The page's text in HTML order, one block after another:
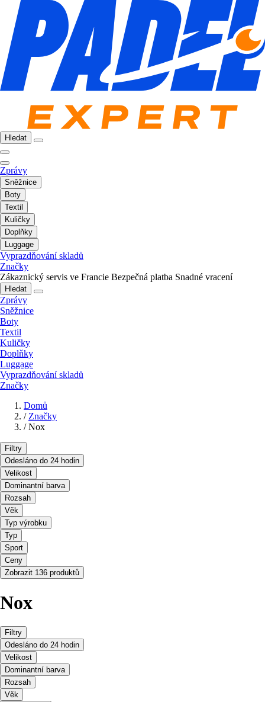
Hledat
Zprávy
Sněžnice
Boty
Textil
Kuličky
Doplňky
Luggage
Vyprazdňování skladů
Značky
Zákaznický servis ve Francie Bezpečná platba Snadné vracení
Hledat
Zprávy
Sněžnice
Boty
Textil
Kuličky
Doplňky
Luggage
Vyprazdňování skladů
Značky
Domů
/ Značky
/ Nox
Filtry
Odesláno do 24 hodin
Velikost
Dominantní barva
Rozsah
Věk
Typ výrobku
Typ
Sport
Ceny
Zobrazit 136 produktů
Nox
Filtry
Odesláno do 24 hodin
Velikost
Dominantní barva
Rozsah
Věk